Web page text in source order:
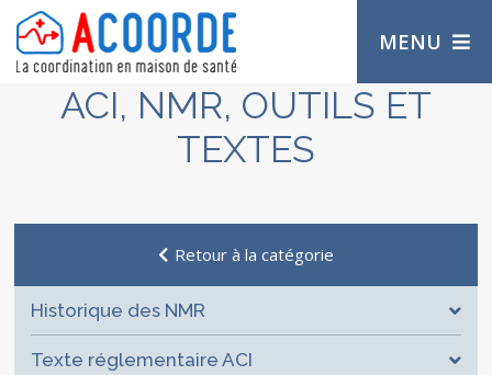
MENU
ACI, NMR, OUTILS ET
TEXTES
Retour à la catégorie
Historique des NMR
Texte réglementaire ACI